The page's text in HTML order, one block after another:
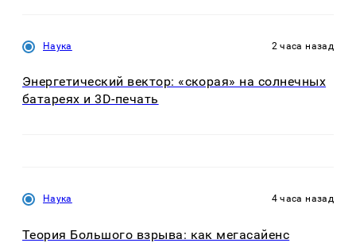
Наука 2 часа назад
Энергетический вектор: «скорая» на солнечных
батареях и 3D-печать
Наука 4 часа назад
Теория Большого взрыва: как мегасайенс